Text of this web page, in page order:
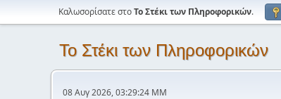
Καλωσορίσατε στοΤο Στέκι των Πληροφορικών.
Το Στέκι των Πληροφορικών
08 Αυγ 2026, 03:29:24 ΜΜ